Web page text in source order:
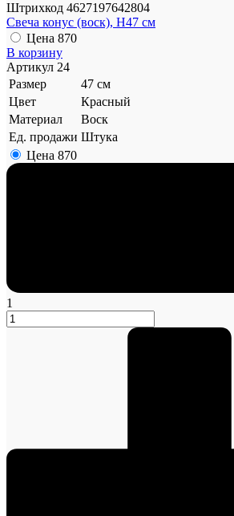
Штрихкод 4627197642804
Свеча конус (воск), H47 см
Цена 870
В корзину
Артикул 24
Размер
47 см
Цвет
Красный
Материал
Воск
Ед. продажи Штука
Цена 870
1